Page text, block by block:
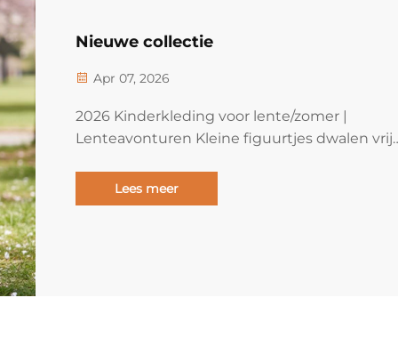
Nieuwe collectie
Apr 07, 2026
2026 Kinderkleding voor lente/zomer |
Lenteavonturen Kleine figuurtjes dwalen vrij
lente/zomer-kinderkledingcollectie creëert
levendige looks die de jeugd laten stralen in
Lees meer